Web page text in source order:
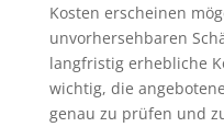
Kosten erscheinen
unvorhersehbaren
langfristig erhebliche
wichtig, die
genau zu prüfen und